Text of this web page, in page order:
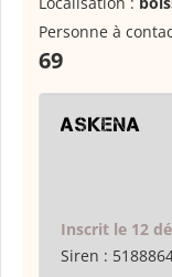
Personne à
69
askena
Inscrit le 12
Siren :